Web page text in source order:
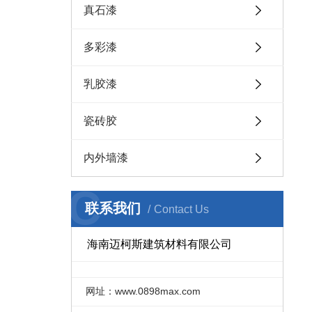
真石漆
多彩漆
乳胶漆
瓷砖胶
内外墙漆
联系我们 Contact Us
C
海南迈柯斯建筑材料有限公司
网址：www.0898max.com